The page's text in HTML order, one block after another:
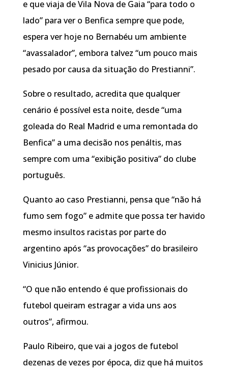
e que viaja de Vila Nova de Gaia “para todo o
lado” para ver o Benfica sempre que pode,
espera ver hoje no Bernabéu um ambiente
“avassalador”, embora talvez “um pouco mais
pesado por causa da situação do Prestianni”.
Sobre o resultado, acredita que qualquer
cenário é possível esta noite, desde “uma
goleada do Real Madrid e uma remontada do
Benfica” a uma decisão nos penáltis, mas
sempre com uma “exibição positiva” do clube
português.
Quanto ao caso Prestianni, pensa que “não há
fumo sem fogo” e admite que possa ter havido
mesmo insultos racistas por parte do
argentino após “as provocações” do brasileiro
Vinicius Júnior.
“O que não entendo é que profissionais do
futebol queiram estragar a vida uns aos
outros”, afirmou.
Paulo Ribeiro, que vai a jogos de futebol
dezenas de vezes por época, diz que há muitos